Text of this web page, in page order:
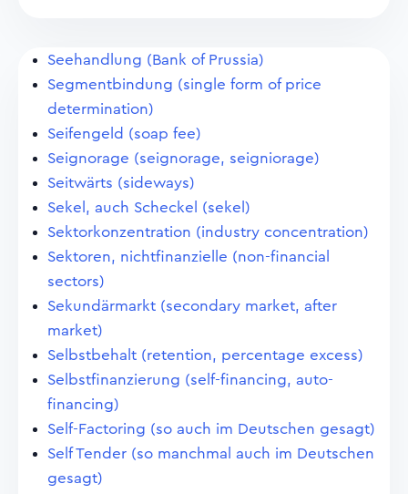
Seehandlung (Bank of Prussia)
Segmentbindung (single form of price
determination)
Seifengeld (soap fee)
Seignorage (seignorage, seigniorage)
Seitwärts (sideways)
Sekel, auch Scheckel (sekel)
Sektorkonzentration (industry concentration)
Sektoren, nichtfinanzielle (non-financial
sectors)
Sekundärmarkt (secondary market, after
market)
Selbstbehalt (retention, percentage excess)
Selbstfinanzierung (self-financing, auto-
financing)
Self-Factoring (so auch im Deutschen gesagt)
Self Tender (so manchmal auch im Deutschen
gesagt)